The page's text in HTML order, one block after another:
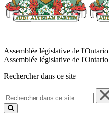
Assemblée législative de l'Ontario
Assemblée législative de l'Ontario
Rechercher dans ce site
Rechercher
dans
ce